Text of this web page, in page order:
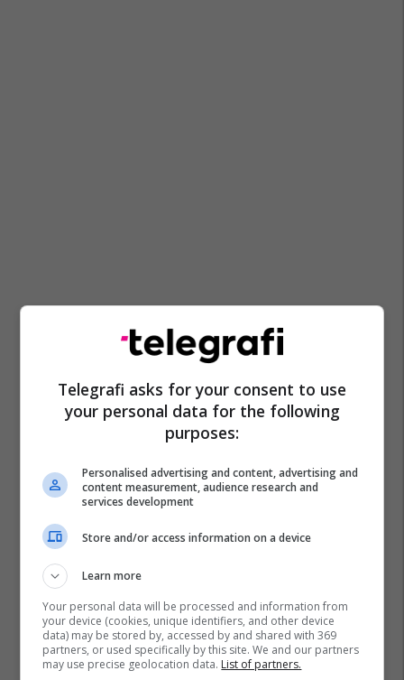
Ventilator Për Frymëmarrje
Telegrafi asks for your consent to use
your personal data for the following
purposes:
Personalised advertising and content, advertising and
content measurement, audience research and
services development
Store and/or access information on a device
Learn more
Your personal data will be processed and information from
your device (cookies, unique identifiers, and other device
data) may be stored by, accessed by and shared with 369
partners, or used specifically by this site. We and our partners
may use precise geolocation data. List of partners.